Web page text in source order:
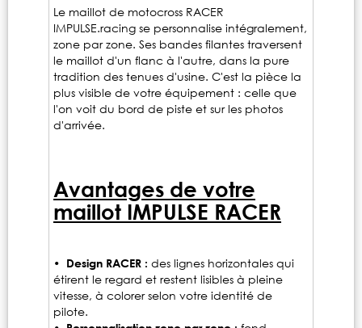
Le maillot de motocross RACER
IMPULSE.racing se personnalise intégralement,
zone par zone. Ses bandes filantes traversent
le maillot d'un flanc à l'autre, dans la pure
tradition des tenues d'usine. C'est la pièce la
plus visible de votre équipement : celle que
l'on voit du bord de piste et sur les photos
d'arrivée.
Avantages de votre
maillot IMPULSE RACER
• Design RACER : des lignes horizontales qui
étirent le regard et restent lisibles à pleine
vitesse, à colorer selon votre identité de
pilote.